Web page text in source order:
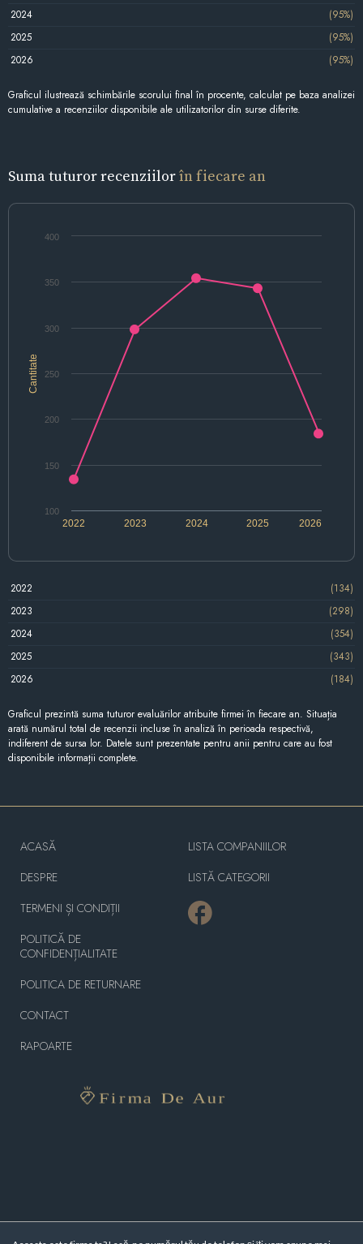
2024
(95%)
2025
(95%)
2026
(95%)
Graficul ilustrează schimbările scorului final în procente, calculat pe baza analizei
cumulative a recenziilor disponibile ale utilizatorilor din surse diferite.
Suma tuturor recenziilorîn fiecare an
Cantitate
2022 2024 2026
2023 2025
100
150
200
250
300
350
400
2022
(134)
2023
(298)
2024
(354)
2025
(343)
2026
(184)
Graficul prezintă suma tuturor evaluărilor atribuite firmei în fiecare an. Situația
arată numărul total de recenzii incluse în analiză în perioada respectivă,
indiferent de sursa lor. Datele sunt prezentate pentru anii pentru care au fost
disponibile informații complete.
ACASĂ
DESPRE
TERMENI ȘI CONDIȚII
POLITICĂ DE
CONFIDENȚIALITATE
POLITICA DE RETURNARE
CONTACT
RAPOARTE
LISTA COMPANIILOR
LISTĂ CATEGORII